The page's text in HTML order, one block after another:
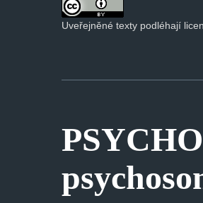
Uveřejněné texty podléhají